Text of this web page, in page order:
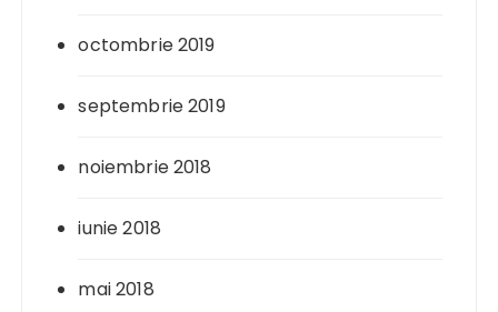
octombrie 2019
septembrie 2019
noiembrie 2018
iunie 2018
mai 2018